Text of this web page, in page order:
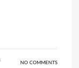
NO COMMENTS